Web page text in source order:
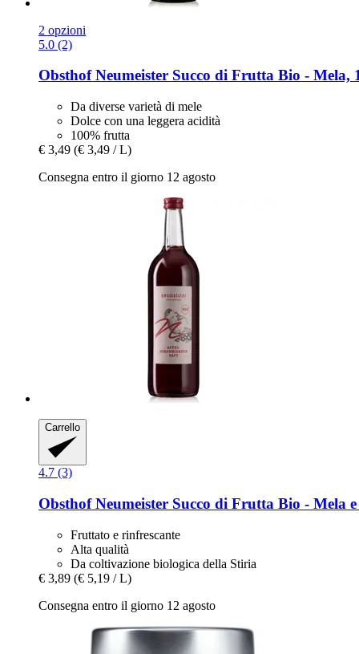
2 opzioni
5.0 (2)
Obsthof Neumeister Succo di Frutta Bio -​ Mela,
Da diverse varietà di mele
Dolce con una leggera acidità
100% frutta
€ 3,49 (€ 3,49 / L)
Consegna entro il giorno 12 agosto
Carrello
4.7 (3)
Obsthof Neumeister Succo di Frutta Bio -​ Mela
Fruttato e rinfrescante
Alta qualità
Da coltivazione biologica della Stiria
€ 3,89 (€ 5,19 / L)
Consegna entro il giorno 12 agosto